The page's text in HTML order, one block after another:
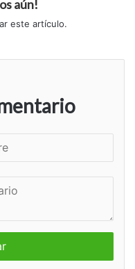
aún!
este artículo.